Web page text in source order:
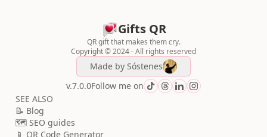
Gifts QR
QR gift that makes them cry.
Copyright © 2024 - All rights reserved
Made by Sóstenes
v.7.0.0Follow me on
SEE ALSO
📝 Blog
🗺️ SEO guides
📱 QR Code Generator